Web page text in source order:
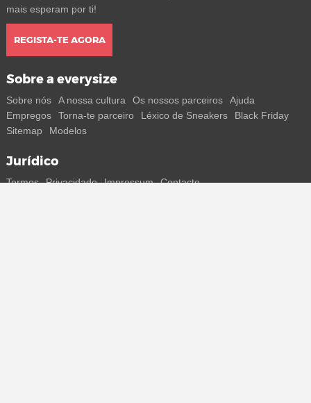
mais esperam por ti!
REGISTA-TE AGORA
Sobre a everysize
Sobre nós A nossa cultura Os nossos parceiros
Ajuda
Empregos
Torna-te parceiro Léxico de Sneakers
Black Friday
Sitemap
Modelos
Jurídico
Termos Privacidade Impressum Contacto